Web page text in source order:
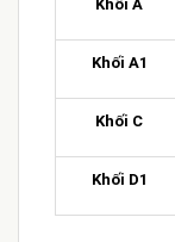
Khối A
Khối A1
Khối C
Khối D1